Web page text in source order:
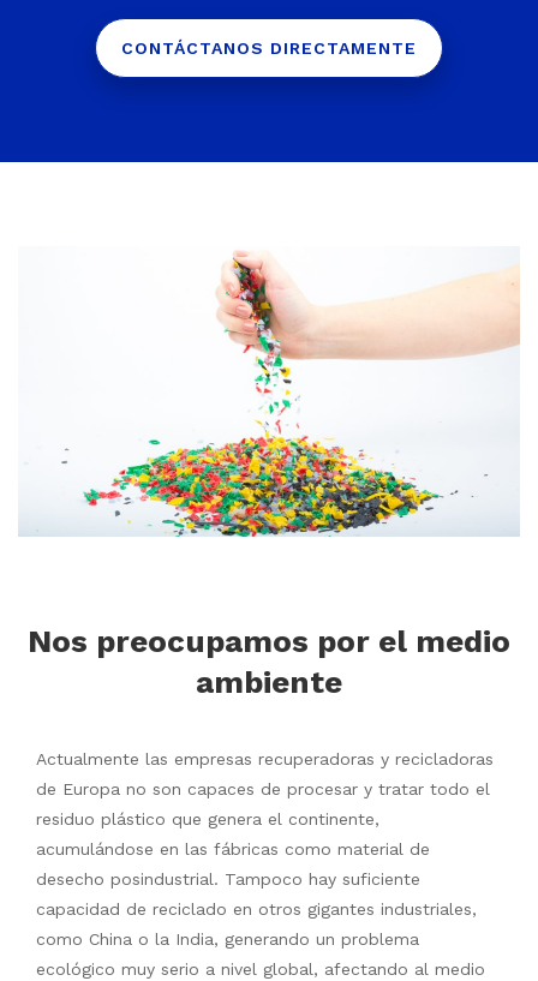
CONTÁCTANOS DIRECTAMENTE
Nos preocupamos por el medio
ambiente
Actualmente las empresas recuperadoras y recicladoras
de Europa no son capaces de procesar y tratar todo el
residuo plástico que genera el continente,
acumulándose en las fábricas como material de
desecho posindustrial. Tampoco hay suficiente
capacidad de reciclado en otros gigantes industriales,
como China o la India, generando un problema
ecológico muy serio a nivel global, afectando al medio